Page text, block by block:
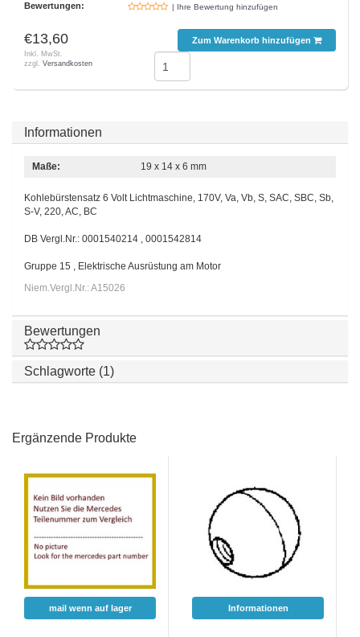
Bewertungen:
| Ihre Bewertung hinzufügen
€13,60
Inkl. MwSt.
zzgl. Versandkosten
Zum Warenkorb hinzufügen
Informationen
Maße: 19 x 14 x 6 mm
Kohlebürstensatz 6 Volt Lichtmaschine, 170V, Va, Vb, S, SAC, SBC, Sb,
S-V, 220, AC, BC
DB Vergl.Nr.: 0001540214 , 0001542814
Gruppe 15 , Elektrische Ausrüstung am Motor
Niem.Vergl.Nr.: A15026
Bewertungen
Schlagworte (1)
Ergänzende Produkte
mail wenn auf lager Informationen